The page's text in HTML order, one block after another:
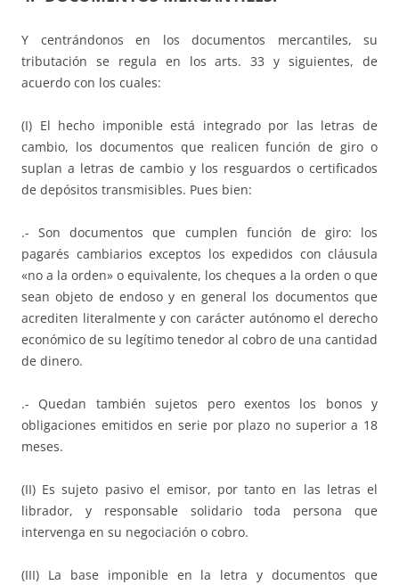
Y centrándonos en los documentos mercantiles, su
tributación se regula en los arts. 33 y siguientes, de
acuerdo con los cuales:
(I) El hecho imponible está integrado por las letras de
cambio, los documentos que realicen función de giro o
suplan a letras de cambio y los resguardos o certificados
de depósitos transmisibles. Pues bien:
.- Son documentos que cumplen función de giro: los
pagarés cambiarios exceptos los expedidos con cláusula
«no a la orden» o equivalente, los cheques a la orden o que
sean objeto de endoso y en general los documentos que
acrediten literalmente y con carácter autónomo el derecho
económico de su legítimo tenedor al cobro de una cantidad
de dinero.
.- Quedan también sujetos pero exentos los bonos y
obligaciones emitidos en serie por plazo no superior a 18
meses.
(II) Es sujeto pasivo el emisor, por tanto en las letras el
librador, y responsable solidario toda persona que
intervenga en su negociación o cobro.
(III) La base imponible en la letra y documentos que